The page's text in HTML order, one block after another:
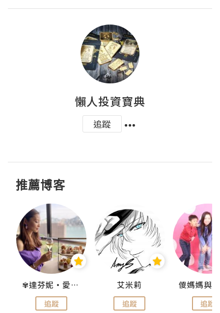
懶人投資寶典
追蹤
推薦博客
✾達芬妮•愛孩子•愛生活✾
追蹤
艾米莉
追蹤 追蹤